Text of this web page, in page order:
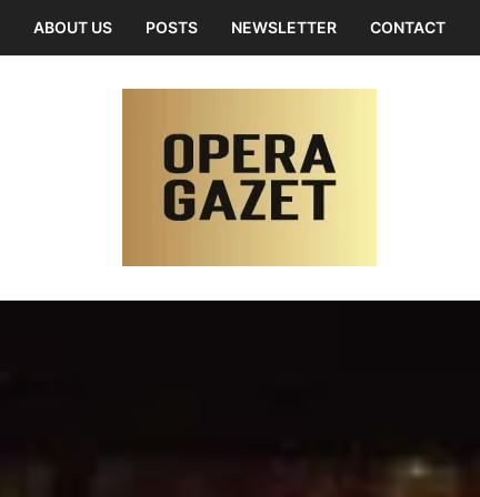
ABOUT US POSTS NEWSLETTER CONTACT